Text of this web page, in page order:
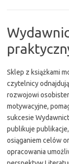
Sklep z książkami
czytelnicy
rozwojowi
motywacyjne,
sukcesie
publikuje
osiąganiem celów
opracowania